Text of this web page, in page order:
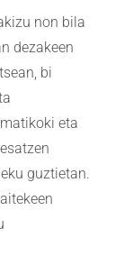
non bila
dezakeen
bi
eta
guztietan.